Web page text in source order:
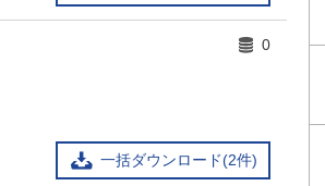
一括ダウンロード(2件)
0